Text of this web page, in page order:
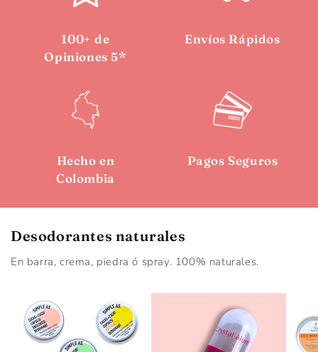
100+ de
Opiniones 5*
Envíos Rápidos
Hecho en
Colombia
Pagos Seguros
Desodorantes naturales
En barra, crema, piedra ó spray. 100% naturales.